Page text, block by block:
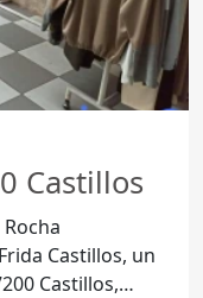
Castillos
Castillos, un
Castillos,